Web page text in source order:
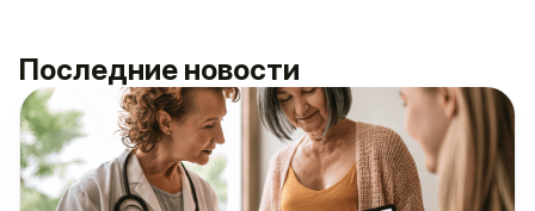
Последние новости